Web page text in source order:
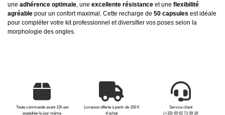
une adhérence optimale, une excellente résistance et une flexibilité
agréable pour un confort maximal. Cette recharge de 50 capsules est idéale
pour compléter votre kit professionnel et diversifier vos poses selon la
morphologie des ongles.
Toute commande avant 12h est
expédiée le jour même
Livraison offerte à partir de 150 €
d'achat
Service client
(+33) 05 62 71 09 18